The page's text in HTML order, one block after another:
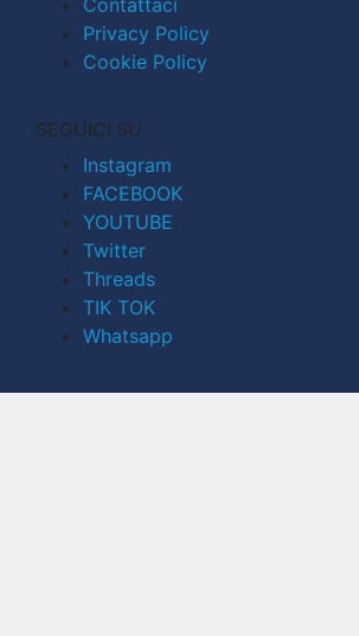
Privacy Policy
Cookie Policy
SEGUICI SU
Instagram
FACEBOOK
YOUTUBE
Twitter
Threads
TIK TOK
Whatsapp